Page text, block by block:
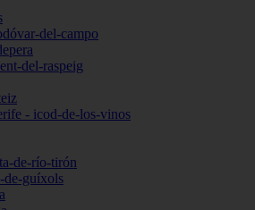
del-campo
del-raspeig
- icod-de-los-vinos
de-río-tirón
de-guíxols